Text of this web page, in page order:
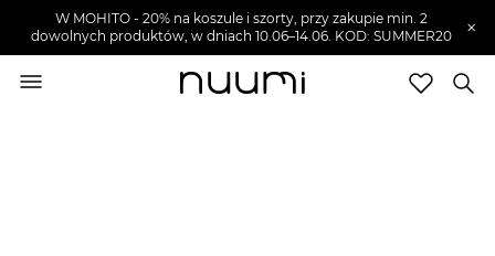
W MOHITO - 20% na koszule i szorty, przy zakupie min. 2
dowolnych produktów, w dniach 10.06–14.06. KOD: SUMMER20
×